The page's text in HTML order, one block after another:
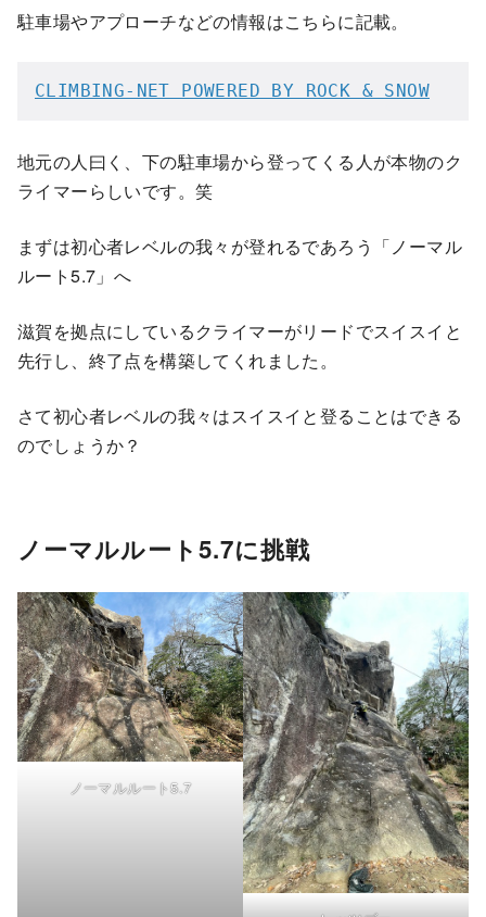
駐車場やアプローチなどの情報はこちらに記載。
CLIMBING-NET POWERED BY ROCK & SNOW
地元の人曰く、下の駐車場から登ってくる人が本物のク
ライマーらしいです。笑
まずは初心者レベルの我々が登れるであろう「ノーマル
ルート5.7」へ
滋賀を拠点にしているクライマーがリードでスイスイと
先行し、終了点を構築してくれました。
さて初心者レベルの我々はスイスイと登ることはできる
のでしょうか？
ノーマルルート5.7に挑戦
ノーマルルート5.7